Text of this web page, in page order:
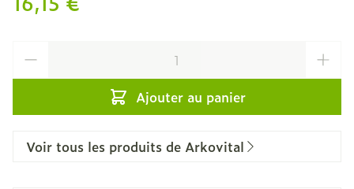
Ajouter au panier
Voir tous les produits de Arkovital